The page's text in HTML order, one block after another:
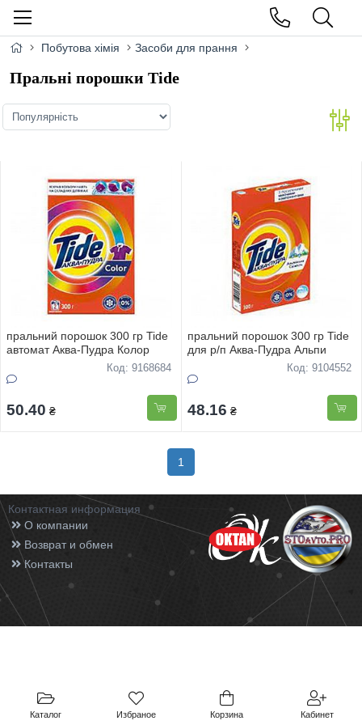
Каталог Избраное Корзина Кабинет
Побутова хімія Засоби для прання
Пральні порошки Tide
пральний порошок 300 гр Tide
автомат Аква-Пудра Колор
Код: 9168684
50.40 ₴
пральний порошок 300 гр Tide
для р/п Аква-Пудра Альпи
Код: 9104552
48.16 ₴
1
Контактная информация
О компании
Возврат и обмен
Контакты